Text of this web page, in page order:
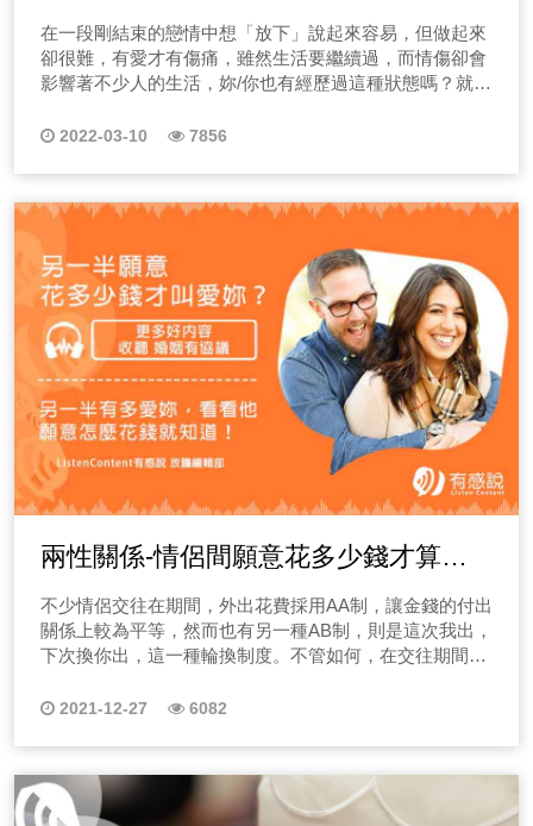
在一段剛結束的戀情中想「放下」說起來容易，但做起來
卻很難，有愛才有傷痛，雖然生活要繼續過，而情傷卻會
影響著不少人的生活，妳/你也有經歷過這種狀態嗎？就讓
放下前任的四種方針！
2022-03-10 7856
兩性關係-情侶間願意花多少錢才算愛
你？
不少情侶交往在期間，外出花費採用AA制，讓金錢的付出
關係上較為平等，然而也有另一種AB制，則是這次我出，
下次換你出，這一種輪換制度。不管如何，在交往期間，
男方是否多願意付出些，女方是否索求無度等，當然也有
2021-12-27 6082